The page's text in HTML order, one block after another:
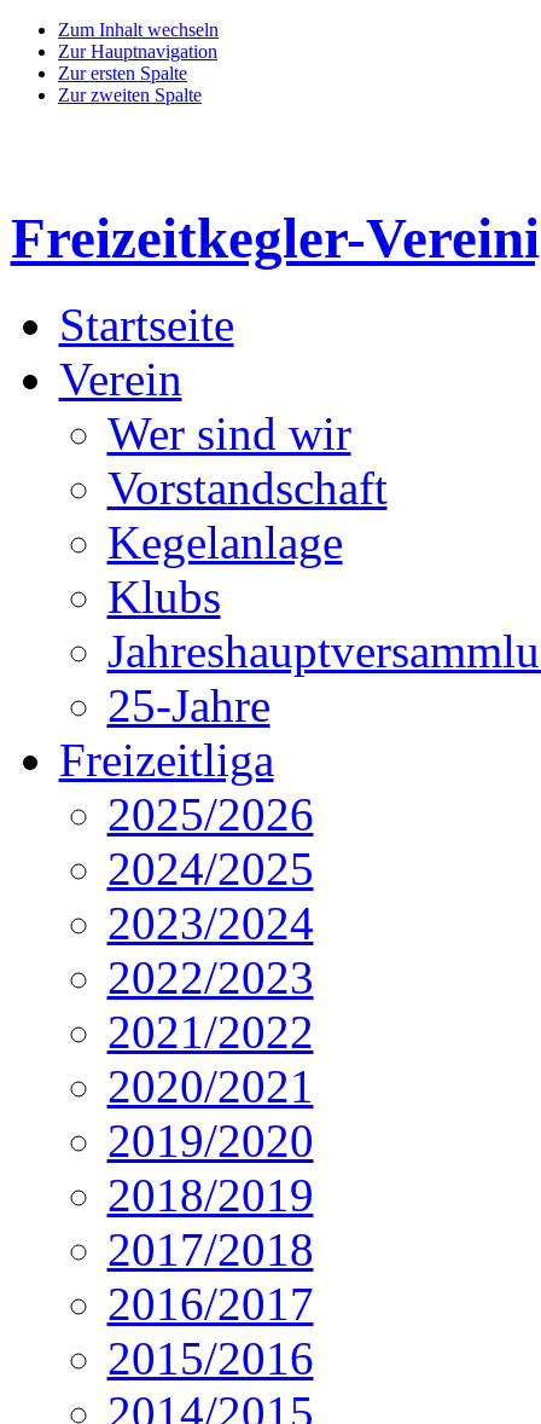
Zum Inhalt wechseln
Zur Hauptnavigation
Zur ersten Spalte
Zur zweiten Spalte
Freizeitkegler-
Startseite
Verein
Wer sind wir
Vorstandschaft
Kegelanlage
Klubs
25-Jahre
Freizeitliga
2025/2026
2024/2025
2023/2024
2022/2023
2021/2022
2020/2021
2019/2020
2018/2019
2017/2018
2016/2017
2015/2016
2014/2015